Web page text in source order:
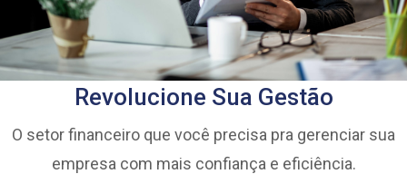
Revolucione Sua Gestão
O setor financeiro que você precisa pra gerenciar sua
empresa com mais confiança e eficiência.